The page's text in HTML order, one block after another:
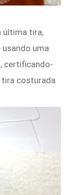
última tira,
uma
certificando-
tira costurada